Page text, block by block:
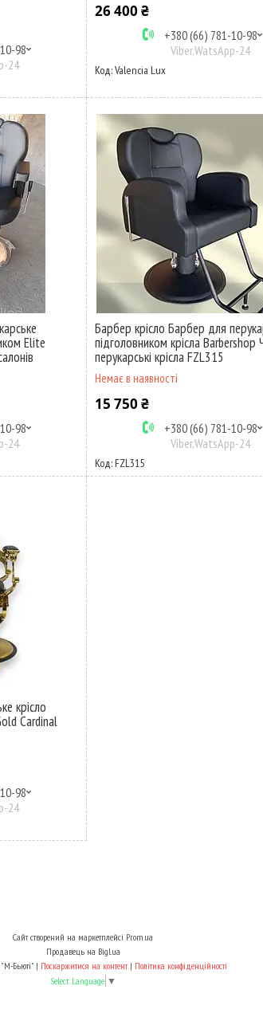
98
24
26 400 ₴
+380 (66) 781-10-98
Viber,WatsApp-24
Valencia Lux
Elite
98
24
Барбер крісло Барбер для
підголовником крісла Barbershop
перукарські крісла FZL315
Немає в наявності
15 750 ₴
+380 (66) 781-10-98
Viber,WatsApp-24
FZL315
крісло
Cardinal
98
24
Сайт створений на маркетплейсі Prom.ua
Продавець на Bigl.ua
Інтернет-магазин "М-Бьюті" | Поскаржитися на контент | Політика конфіденційності
Select Language ▼